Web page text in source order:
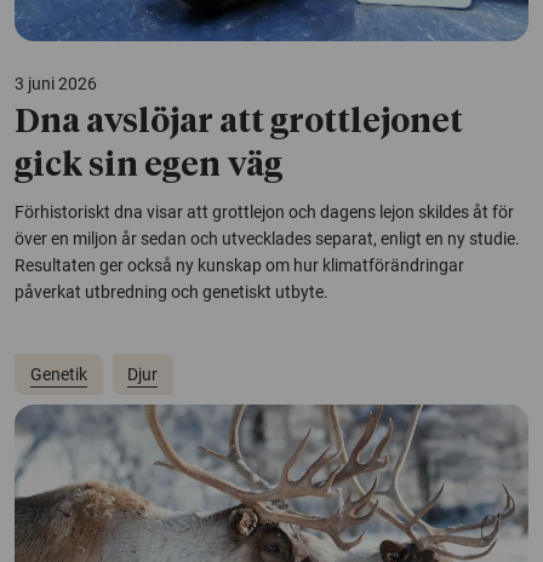
3 juni 2026
Dna avslöjar att grottlejonet
gick sin egen väg
Förhistoriskt dna visar att grottlejon och dagens lejon skildes åt för
över en miljon år sedan och utvecklades separat, enligt en ny studie.
Resultaten ger också ny kunskap om hur klimatförändringar
påverkat utbredning och genetiskt utbyte.
Genetik Djur